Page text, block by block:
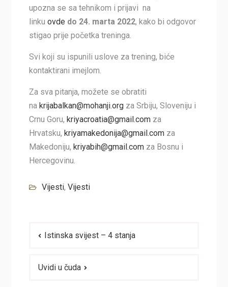
upozna se sa tehnikom i prijavi na
linku ovde do 24. marta 2022, kako bi odgovor
stigao prije početka treninga.
Svi koji su ispunili uslove za trening, biće
kontaktirani imejlom.
Za sva pitanja, možete se obratiti
na krijabalkan@mohanji.orgza Srbiju, Sloveniju i
Crnu Goru, kriyacroatia@gmail.comza
Hrvatsku, kriyamakedonija@gmail.comza
Makedoniju, kriyabih@gmail.comza Bosnu i
Hercegovinu.
Vijesti, Vijesti
članaka
Istinska svijest – 4 stanja
Uvidi u čuda